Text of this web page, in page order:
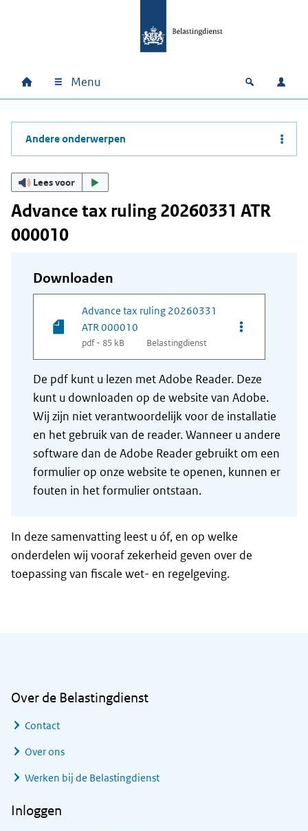
Hoofdnavigatie
Home Menu Open
Andere onderwerpen
Lees voor
Advance tax ruling 20260331 ATR
000010
Downloaden
Advance tax ruling 20260331
ATR 000010
pdf - 85 kB Belastingdienst
Opties van
De pdf kunt u lezen met Adobe Reader. Deze
kunt u downloaden op de website van Adobe.
Wij zijn niet verantwoordelijk voor de installatie
en het gebruik van de reader. Wanneer u andere
software dan de Adobe Reader gebruikt om een
formulier op onze website te openen, kunnen er
fouten in het formulier ontstaan.
In deze samenvatting leest u óf, en op welke
onderdelen wij vooraf zekerheid geven over de
toepassing van fiscale wet- en regelgeving.
Over de Belastingdienst
Contact
Over ons
Werken bij de Belastingdienst
Inloggen